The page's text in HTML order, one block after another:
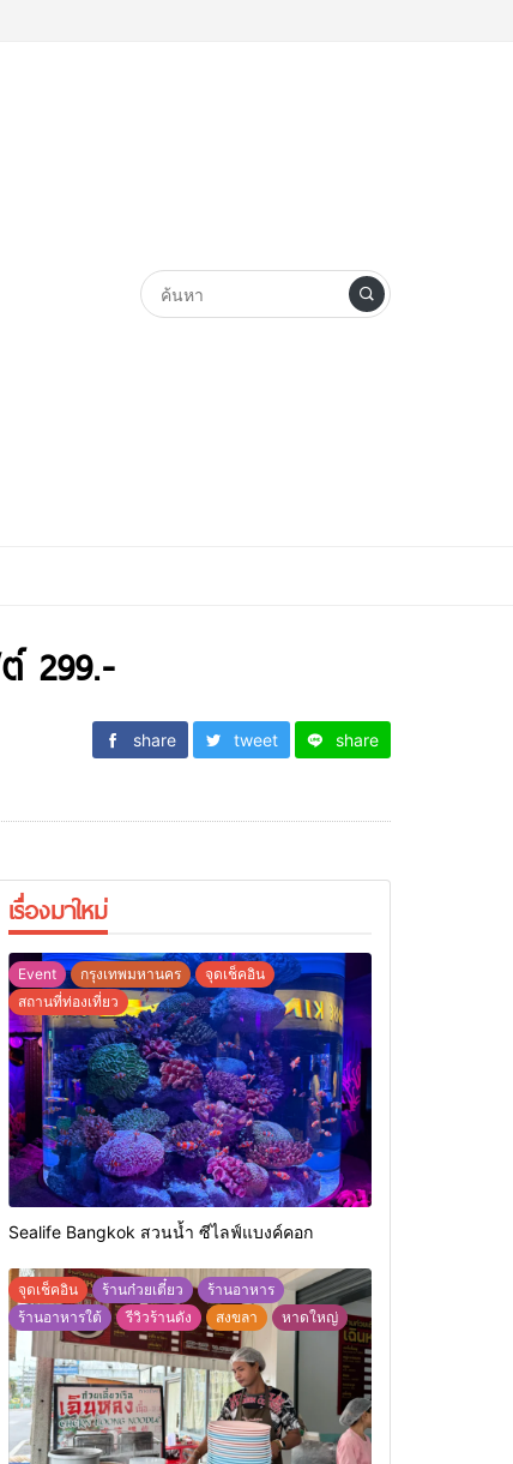
299.-
share tweet share
เรื่องมาใหม่
Event กรุงเทพมหานคร
จุดเช็คอิน
สถานที่ท่องเที่ยว
Sealife Bangkok สวนน้ำ ซีไลฟ์แบงค์คอก
จุดเช็คอิน ร้านก๋วยเตี๋ยว
ร้านอาหาร
ร้านอาหารใต้
รีวิวร้านดัง สงขลา หาดใหญ่